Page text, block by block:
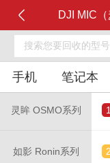
DJI MIC
手机 笔记本
灵眸 OSMO系列
如影 Ronin系列
1
2